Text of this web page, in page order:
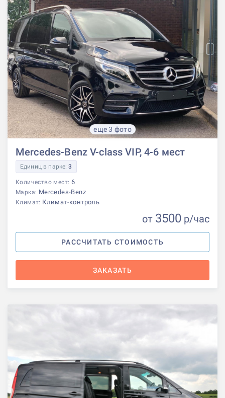
еще 3 фото
Mercedes-Benz V-class VIP, 4-6 мест
Единиц в парке:3
Количество мест: 6
Марка: Mercedes-Benz
Климат: Климат-контроль
от 3500 р/час
РАССЧИТАТЬ СТОИМОСТЬ
ЗАКАЗАТЬ